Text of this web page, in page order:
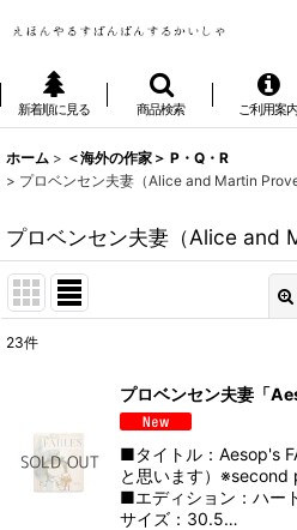
新着順に見る 商品検索 ご利用案内
ホーム > ＜海外の作家＞ P・Q・R
> プロベンセン夫妻（Alice and Martin
プロベンセン夫妻（Alice and
並び順:
絞り込
23件
プロベンセン夫妻「
■タイトル：Aesop's
と思います）
■エディション：ハー
サイズ：30.5…